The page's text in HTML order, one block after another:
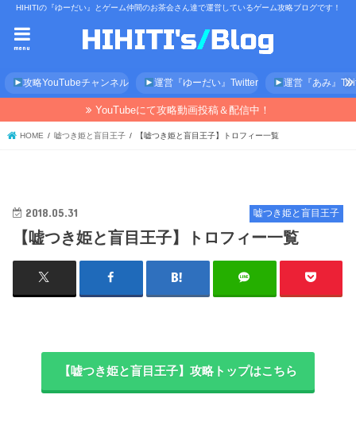
HIHITIの『ゆーだい』とゲーム仲間のお茶会さん達で運営しているゲーム攻略ブログです！
menu
攻略YouTubeチャンネル 運営『ゆーだい』Twitter 運営『あみ』
YouTubeにて攻略動画投稿＆配信中！
HOME 嘘つき姫と盲目王子 【嘘つき姫と盲目王子】トロフィー一覧
嘘つき姫と盲目王子
2018.05.31
【嘘つき姫と盲目王子】トロフィー一覧
【嘘つき姫と盲目王子】攻略トップはこちら